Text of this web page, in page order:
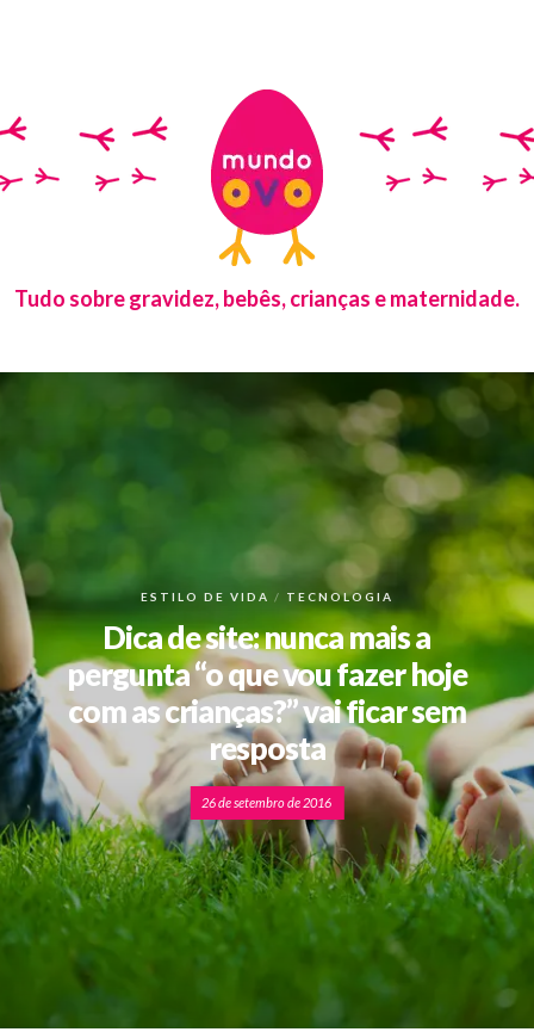
Tudo sobre gravidez, bebês, crianças e maternidade.
ESTILO DE VIDA TECNOLOGIA
Dica de site: nunca mais a
pergunta “o que vou fazer hoje
com as crianças?” vai ficar sem
resposta
26 de setembro de 2016